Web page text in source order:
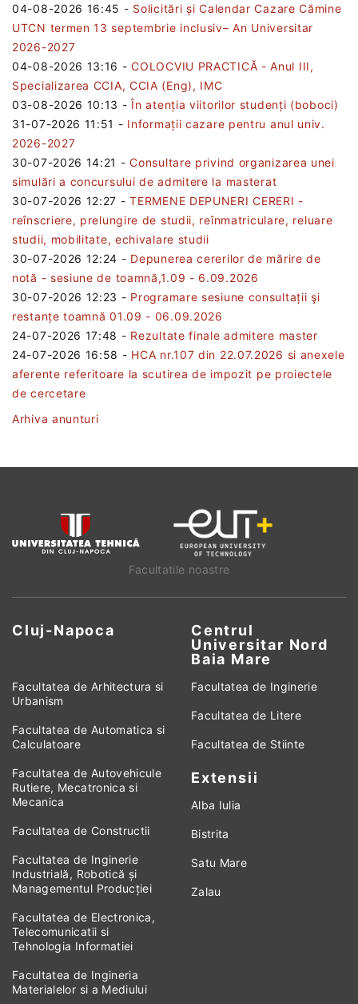
04-08-2026 16:45 - Solicitări și Calendar Cazare Cămine
UTCN termen 13 septembrie inclusiv– An Universitar
2026-2027
04-08-2026 13:16 -COLOCVIU PRACTICĂ - Anul III,
Specializarea CCIA, CCIA (Eng), IMC
03-08-2026 10:13 -În atenția viitorilor studenți (boboci)
31-07-2026 11:51 - Informații cazare pentru anul univ.
2026-2027
30-07-2026 14:21 -Consultare privind organizarea unei
simulări a concursului de admitere la masterat
30-07-2026 12:27 -TERMENE DEPUNERI CERERI -
reînscriere, prelungire de studii, reînmatriculare, reluare
studii, mobilitate, echivalare studii
30-07-2026 12:24 - Depunerea cererilor de mărire de
notă - sesiune de toamnă,1.09 - 6.09.2026
30-07-2026 12:23 - Programare sesiune consultații şi
restanțe toamnă 01.09 - 06.09.2026
24-07-2026 17:48 - Rezultate finale admitere master
24-07-2026 16:58 - HCA nr.107 din 22.07.2026 si anexele
aferente referitoare la scutirea de impozit pe proiectele
de cercetare
Arhiva anunturi
Facultatile noastre
Cluj-Napoca
Centrul
Universitar Nord
Baia Mare
Facultatea de Arhitectura si
Urbanism
Facultatea de Automatica si
Calculatoare
Facultatea de Autovehicule
Rutiere, Mecatronica si
Mecanica
Facultatea de Constructii
Facultatea de Inginerie
Industrială, Robotică și
Managementul Producției
Facultatea de Electronica,
Telecomunicatii si
Tehnologia Informatiei
Facultatea de Ingineria
Materialelor si a Mediului
Facultatea de Inginerie
Facultatea de Litere
Facultatea de Stiinte
Extensii
Alba Iulia
Bistrita
Satu Mare
Zalau